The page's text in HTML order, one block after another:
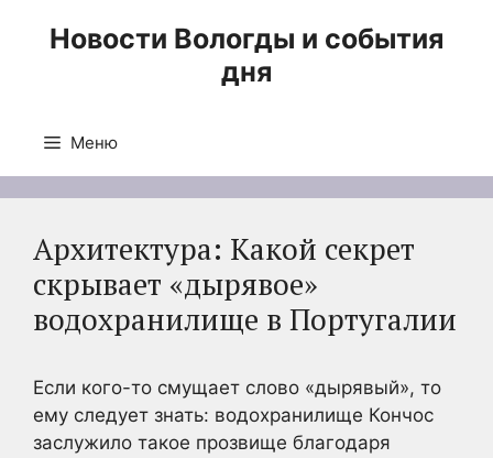
Новости Вологды и события
дня
Меню
Архитектура: Какой секрет
скрывает «дырявое»
водохранилище в Португалии
Если кого-то смущает слово «дырявый», то
ему следует знать: водохранилище Кончос
заслужило такое прозвище благодаря